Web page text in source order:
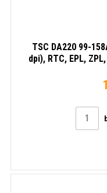
TSC DA220 99-
dpi), RTC, EPL,